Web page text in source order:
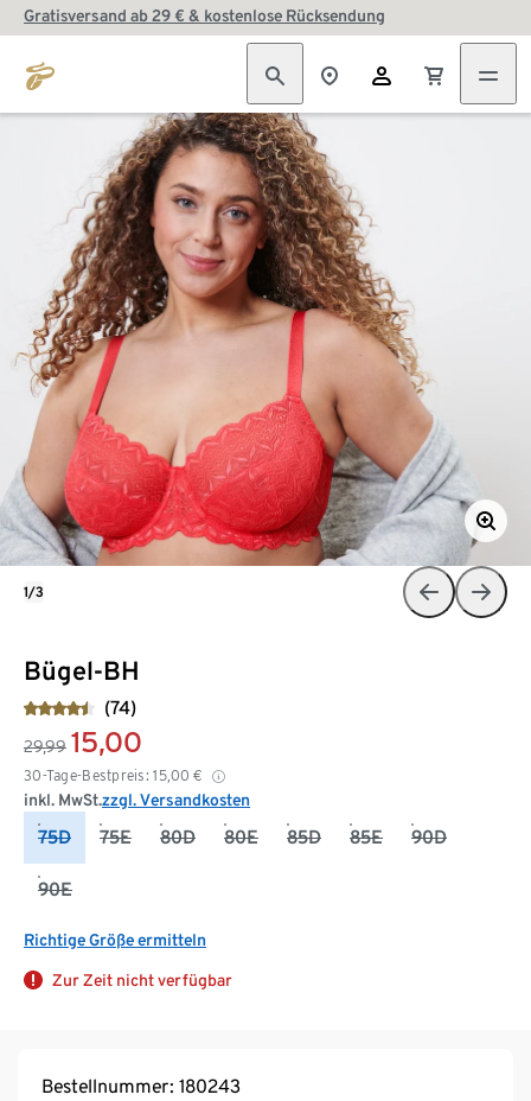
Gratisversand ab 29 € & kostenlose Rücksendung
Bügel-BH
(74)
29,99 15,00
30-Tage-Bestpreis: 15,00 €
inkl. MwSt.zzgl. Versandkosten
75D 75E 80D 80E 85D 85E 90D
90E
Richtige Größe ermitteln
Zur Zeit nicht verfügbar
1/3
Bestellnummer: 180243